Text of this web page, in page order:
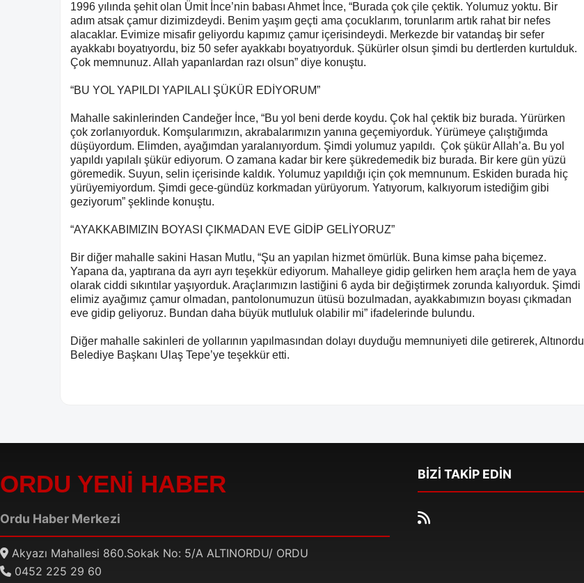
1996 yılında şehit olan Ümit İnce’nin babası Ahmet İnce, “Burada çok çile çektik. Yolumuz yoktu. Bir
adım atsak çamur dizimizdeydi. Benim yaşım geçti ama çocuklarım, torunlarım artık rahat bir nefes
alacaklar. Evimize misafir geliyordu kapımız çamur içerisindeydi. Merkezde bir vatandaş bir sefer
ayakkabı boyatıyordu, biz 50 sefer ayakkabı boyatıyorduk. Şükürler olsun şimdi bu dertlerden kurtulduk.
Çok memnunuz. Allah yapanlardan razı olsun” diye konuştu.
“BU YOL YAPILDI YAPILALI ŞÜKÜR EDİYORUM”
Mahalle sakinlerinden Candeğer İnce, “Bu yol beni derde koydu. Çok hal çektik biz burada. Yürürken
çok zorlanıyorduk. Komşularımızın, akrabalarımızın yanına geçemiyorduk. Yürümeye çalıştığımda
düşüyordum. Elimden, ayağımdan yaralanıyordum. Şimdi yolumuz yapıldı. Çok şükür Allah’a. Bu yol
yapıldı yapılalı şükür ediyorum. O zamana kadar bir kere şükredemedik biz burada. Bir kere gün yüzü
göremedik. Suyun, selin içerisinde kaldık. Yolumuz yapıldığı için çok memnunum. Eskiden burada hiç
yürüyemiyordum. Şimdi gece-gündüz korkmadan yürüyorum. Yatıyorum, kalkıyorum istediğim gibi
geziyorum” şeklinde konuştu.
“AYAKKABIMIZIN BOYASI ÇIKMADAN EVE GİDİP GELİYORUZ”
Bir diğer mahalle sakini Hasan Mutlu, “Şu an yapılan hizmet ömürlük. Buna kimse paha biçemez.
Yapana da, yaptırana da ayrı ayrı teşekkür ediyorum. Mahalleye gidip gelirken hem araçla hem de yaya
olarak ciddi sıkıntılar yaşıyorduk. Araçlarımızın lastiğini 6 ayda bir değiştirmek zorunda kalıyorduk. Şimdi
elimiz ayağımız çamur olmadan, pantolonumuzun ütüsü bozulmadan, ayakkabımızın boyası çıkmadan
eve gidip geliyoruz. Bundan daha büyük mutluluk olabilir mi” ifadelerinde bulundu.
Diğer mahalle sakinleri de yollarının yapılmasından dolayı duyduğu memnuniyeti dile getirerek, Altınordu
Belediye Başkanı Ulaş Tepe’ye teşekkür etti.
ORDU YENİ HABER
Ordu Haber Merkezi
Akyazı Mahallesi 860.Sokak No: 5/A ALTINORDU/ ORDU
0452 225 29 60
BİZİ TAKİP EDİN